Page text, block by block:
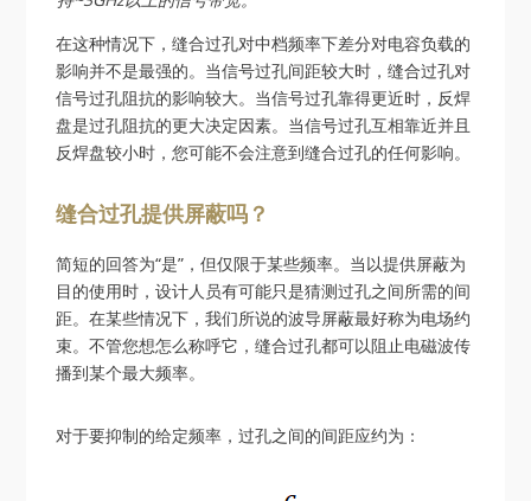
在这种情况下，缝合过孔对中档频率下差分对电容负载的
影响并不是最强的。当信号过孔间距较大时，缝合过孔对
信号过孔阻抗的影响较大。当信号过孔靠得更近时，反焊
盘是过孔阻抗的更大决定因素。当信号过孔互相靠近并且
反焊盘较小时，您可能不会注意到缝合过孔的任何影响。
缝合过孔提供屏蔽吗？
简短的回答为“是”，但仅限于某些频率。当以提供屏蔽为
目的使用时，设计人员有可能只是猜测过孔之间所需的间
距。在某些情况下，我们所说的波导屏蔽最好称为电场约
束。不管您想怎么称呼它，缝合过孔都可以阻止电磁波传
播到某个最大频率。
对于要抑制的给定频率，过孔之间的间距应约为：